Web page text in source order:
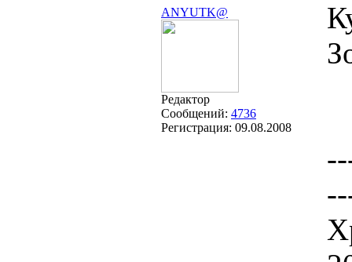
ANYUTK@
Редактор
Сообщений: 4736
Регистрация: 09.08.2008